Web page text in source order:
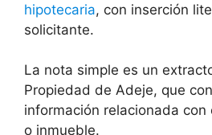
hipotecaria, con inserción
solicitante.
La nota simple es un
Propiedad de Adeje, que
información relacionada con
o inmueble.